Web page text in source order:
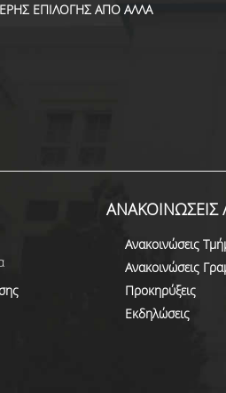
ΕΠΙΛΟΓΗΣ ΑΠΟ ΑΛΛΑ
ΑΝΑΚΟΙΝΩΣΕΙΣ
Ανακοινώσεις
Ανακοινώσεις
Προκηρύξεις
Εκδηλώσεις